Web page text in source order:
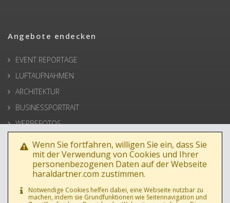
Angebote endecken
EVENT REPORTAGE
LUFTAUFNAHMEN
ARCHITEKTUR
BUSINESSPORTRAIT
WERBEFOTOS
HOCHZEIT
PRESSE
Wenn Sie fortfahren, willigen Sie ein, dass Sie
mit der Verwendung von Cookies und Ihrer
personenbezogenen Daten auf der Webseite
haraldartner.com zustimmen.
Notwendige Cookies helfen dabei, eine Webseite nutzbar zu
machen, indem sie Grundfunktionen wie Seitennavigation und